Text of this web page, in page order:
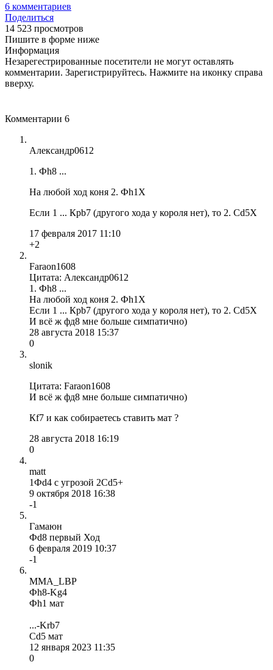
6 комментариев
Поделиться
14 523 просмотров
Пишите в форме ниже
Информация
Незарегестрированные посетители не могут оставлять
комментарии. Зарегистрируйтесь. Нажмите на иконку справа
вверху.
Комментарии 6
Александр0612
1. Фh8 ...
На любой ход коня 2. Фh1X
Если 1 ... Крb7 (другого хода у короля нет), то 2. Cd5X
17 февраля 2017 11:10
+2
Faraon1608
Цитата: Александр0612
1. Фh8 ...
На любой ход коня 2. Фh1X
Если 1 ... Крb7 (другого хода у короля нет), то 2. Cd5X
И всё ж фд8 мне больше симпатично)
28 августа 2018 15:37
0
slonik
Цитата: Faraon1608
И всё ж фд8 мне больше симпатично)
Кf7 и как собираетесь ставить мат ?
28 августа 2018 16:19
0
matt
1Фd4 с угрозой 2Сd5+
9 октября 2018 16:38
-1
Гамаюн
Фd8 первый Ход
6 февраля 2019 10:37
-1
MMA_LBP
Фh8-Kg4
Фh1 мат
...-Krb7
Сd5 мат
12 января 2023 11:35
0